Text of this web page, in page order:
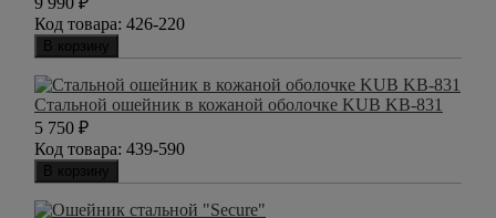
Код товара: 426-220
В корзину
Стальной ошейник в кожаной оболочке KUB KB-831
5 750 ₽
Код товара: 439-590
В корзину